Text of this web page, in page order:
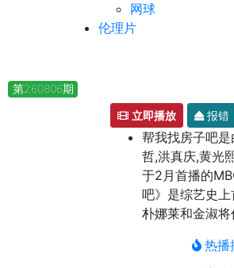
网球
伦理片
第260806期
立即播放 报错
帮我找房子吧
哲,洪真庆,黄光
于2月首播的
吧》是综艺史
朴娜莱和金淑将
热播